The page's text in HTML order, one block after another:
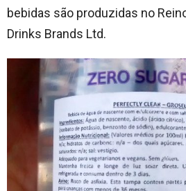
bebidas são produzidas no
Drinks Brands Ltd.